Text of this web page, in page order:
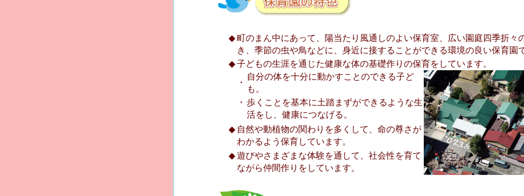
◆町のまん中にあって、陽当たり風通しのよい保育室、広い園庭四季折々
き、季節の虫や鳥などに、身近に接することができる環境の良い保育園で
◆子どもの生涯を通じた健康な体の基礎作りの保育をしています。
・
自分の体を十分に動かすことのできる子ど
も。
・ 歩くことを基本に土踏まずができるような生
活をし、健康につなげる。
◆ 自然や動植物の関わりを多くして、命の尊さが
わかるよう保育しています。
◆遊びやさまざまな体験を通して、社会性を育て
ながら仲間作りをしています。